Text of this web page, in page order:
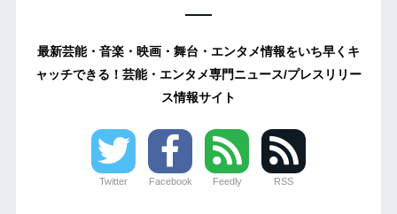
最新芸能・音楽・映画・舞台・エンタメ情報をいち早くキ
ャッチできる！芸能・エンタメ専門ニュース/プレスリリー
ス情報サイト
Twitter Facebook Feedly RSS